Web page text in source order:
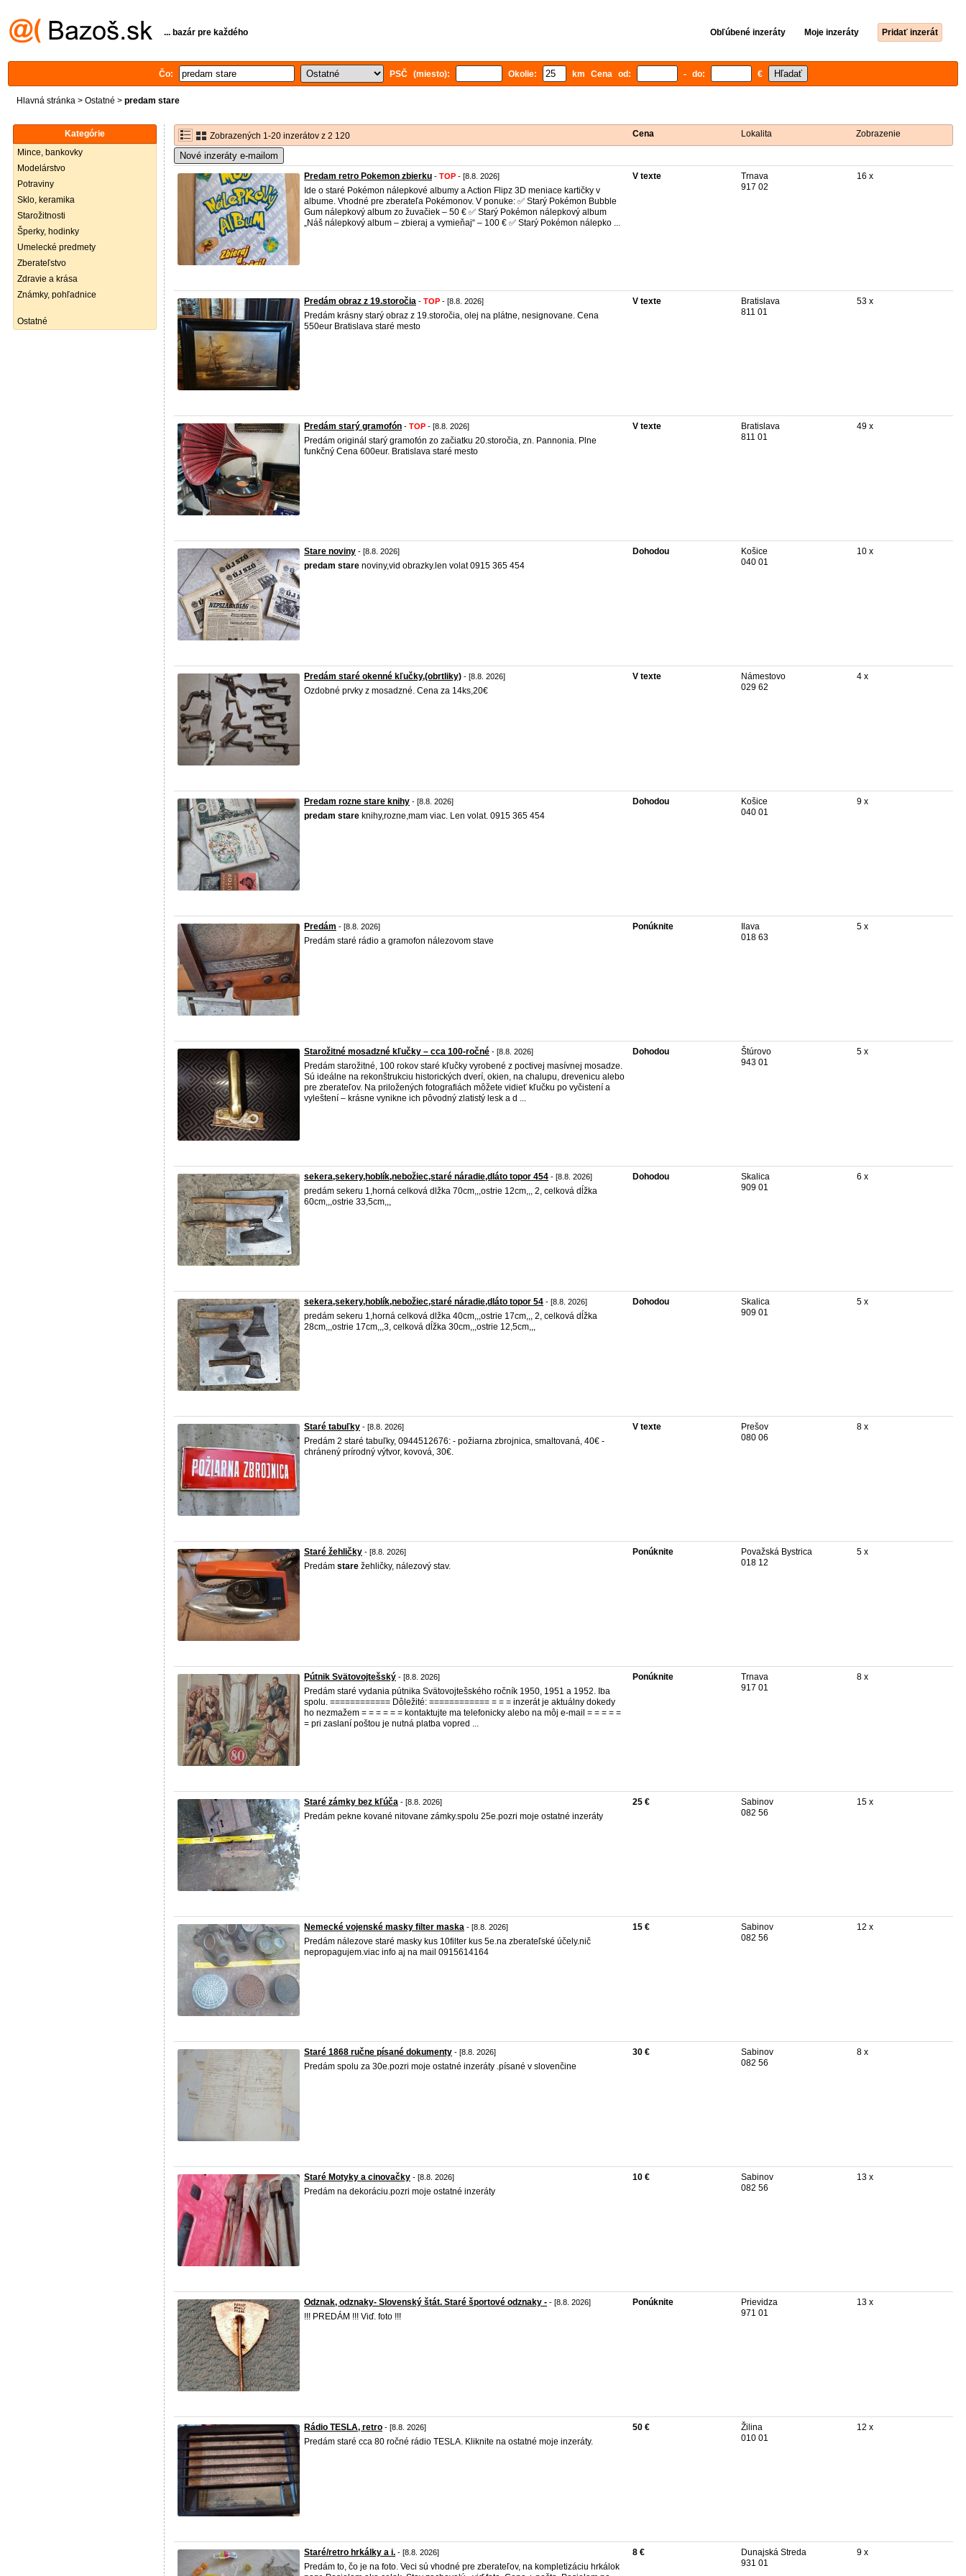
... bazár pre každého Obľúbené inzeráty Moje inzeráty Pridať inzerát
Čo: PSČ (miesto): Okolie: km Cena od: - do: €
Hlavná stránka > Ostatné > predam stare
Kategórie
Mince, bankovky
Modelárstvo
Potraviny
Sklo, keramika
Starožitnosti
Šperky, hodinky
Umelecké predmety
Zberateľstvo
Zdravie a krása
Známky, pohľadnice
Ostatné
Zobrazených 1-20 inzerátov z 2 120 Cena Lokalita Zobrazenie
Nové inzeráty e-mailom
Predam retro Pokemon zbierku - TOP - [8.8. 2026]
Ide o staré Pokémon nálepkové albumy a Action Flipz 3D meniace kartičky v
albume. Vhodné pre zberateľa Pokémonov. V ponuke: ✅ Starý Pokémon Bubble
Gum nálepkový album zo žuvačiek – 50 € ✅ Starý Pokémon nálepkový album
„Náš nálepkový album – zbieraj a vymieňaj“ – 100 € ✅ Starý Pokémon nálepko ...
V texte
Trnava
917 02
16 x
Predám obraz z 19.storočia - TOP - [8.8. 2026]
Predám krásny starý obraz z 19.storočia, olej na plátne, nesignovane. Cena
550eur Bratislava staré mesto
V texte
Bratislava
811 01
53 x
Predám starý gramofón - TOP - [8.8. 2026]
Predám originál starý gramofón zo začiatku 20.storočia, zn. Pannonia. Plne
funkčný Cena 600eur. Bratislava staré mesto
V texte
Bratislava
811 01
49 x
Stare noviny - [8.8. 2026]
predam stare noviny,vid obrazky.len volat 0915 365 454
Dohodou
Košice
040 01
10 x
Predám staré okenné kľučky,(obrtliky) - [8.8. 2026]
Ozdobné prvky z mosadzné. Cena za 14ks,20€
V texte
Námestovo
029 62
4 x
Predam rozne stare knihy - [8.8. 2026]
predam stare knihy,rozne,mam viac. Len volat. 0915 365 454
Dohodou
Košice
040 01
9 x
Predám - [8.8. 2026]
Predám staré rádio a gramofon nálezovom stave
Ponúknite
Ilava
018 63
5 x
Starožitné mosadzné kľučky – cca 100-ročné - [8.8. 2026]
Predám starožitné, 100 rokov staré kľučky vyrobené z poctivej masívnej mosadze.
Sú ideálne na rekonštrukciu historických dverí, okien, na chalupu, drevenicu alebo
pre zberateľov. Na priložených fotografiách môžete vidieť kľučku po vyčistení a
vyleštení – krásne vynikne ich pôvodný zlatistý lesk a d ...
Dohodou
Štúrovo
943 01
5 x
sekera,sekery,hoblík,nebožiec,staré náradie,dláto topor 454 - [8.8. 2026]
predám sekeru 1,horná celková dlžka 70cm,,,ostrie 12cm,,, 2, celková dĺžka
60cm,,,ostrie 33,5cm,,,
Dohodou
Skalica
909 01
6 x
sekera,sekery,hoblík,nebožiec,staré náradie,dláto topor 54 - [8.8. 2026]
predám sekeru 1,horná celková dlžka 40cm,,,ostrie 17cm,,, 2, celková dĺžka
28cm,,,ostrie 17cm,,,3, celková dĺžka 30cm,,,ostrie 12,5cm,,,
Dohodou
Skalica
909 01
5 x
Staré tabuľky - [8.8. 2026]
Predám 2 staré tabuľky, 0944512676: - požiarna zbrojnica, smaltovaná, 40€ -
chránený prírodný výtvor, kovová, 30€.
V texte
Prešov
080 06
8 x
Staré žehličky - [8.8. 2026]
Predám stare žehličky, nálezový stav.
Ponúknite
Považská Bystrica
018 12
5 x
Pútnik Svätovojtešský - [8.8. 2026]
Predám staré vydania pútnika Svätovojtešského ročník 1950, 1951 a 1952. Iba
spolu. ============ Dôležité: ============ = = = inzerát je aktuálny dokedy
ho nezmažem = = = = = = kontaktujte ma telefonicky alebo na môj e-mail = = = = =
= pri zaslaní poštou je nutná platba vopred ...
Ponúknite
Trnava
917 01
8 x
Staré zámky bez kľúča - [8.8. 2026]
Predám pekne kované nitovane zámky.spolu 25e.pozri moje ostatné inzeráty
25 €
Sabinov
082 56
15 x
Nemecké vojenské masky filter maska - [8.8. 2026]
Predám nálezove staré masky kus 10filter kus 5e.na zberateľské účely.nič
nepropagujem.viac info aj na mail 0915614164
15 €
Sabinov
082 56
12 x
Staré 1868 ručne písané dokumenty - [8.8. 2026]
Predám spolu za 30e.pozri moje ostatné inzeráty .písané v slovenčine
30 €
Sabinov
082 56
8 x
Staré Motyky a cinovačky - [8.8. 2026]
Predám na dekoráciu.pozri moje ostatné inzeráty
10 €
Sabinov
082 56
13 x
Odznak, odznaky- Slovenský štát. Staré športové odznaky - - [8.8. 2026]
!!! PREDÁM !!! Viď. foto !!!
Ponúknite
Prievidza
971 01
13 x
Rádio TESLA, retro - [8.8. 2026]
Predám staré cca 80 ročné rádio TESLA. Kliknite na ostatné moje inzeráty.
50 €
Žilina
010 01
12 x
Staré/retro hrkálky a i. - [8.8. 2026]
Predám to, čo je na foto. Veci sú vhodné pre zberateľov, na kompletizáciu hrkálok
8 €
Dunajská Streda
931 01
9 x